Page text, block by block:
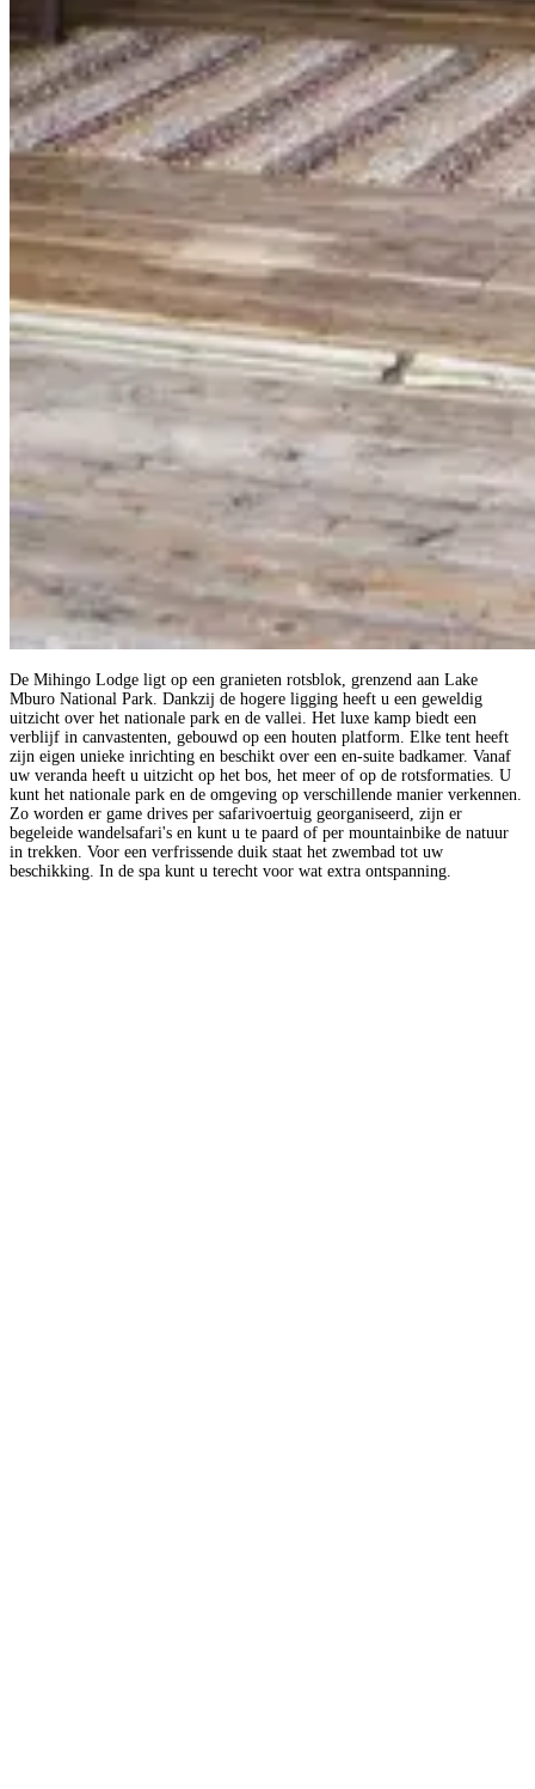
De Mihingo Lodge ligt op een granieten rotsblok, grenzend aan Lake
Mburo National Park. Dankzij de hogere ligging heeft u een geweldig
uitzicht over het nationale park en de vallei. Het luxe kamp biedt een
verblijf in canvastenten, gebouwd op een houten platform. Elke tent heeft
zijn eigen unieke inrichting en beschikt over een en-suite badkamer. Vanaf
uw veranda heeft u uitzicht op het bos, het meer of op de rotsformaties. U
kunt het nationale park en de omgeving op verschillende manier verkennen.
Zo worden er game drives per safarivoertuig georganiseerd, zijn er
begeleide wandelsafari's en kunt u te paard of per mountainbike de natuur
in trekken. Voor een verfrissende duik staat het zwembad tot uw
beschikking. In de spa kunt u terecht voor wat extra ontspanning.